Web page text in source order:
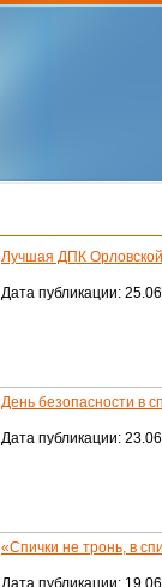
Лучшая ДПК
Дата публикации:
День безопасности в
Дата публикации:
«Спички не тронь, в
Дата публикации: